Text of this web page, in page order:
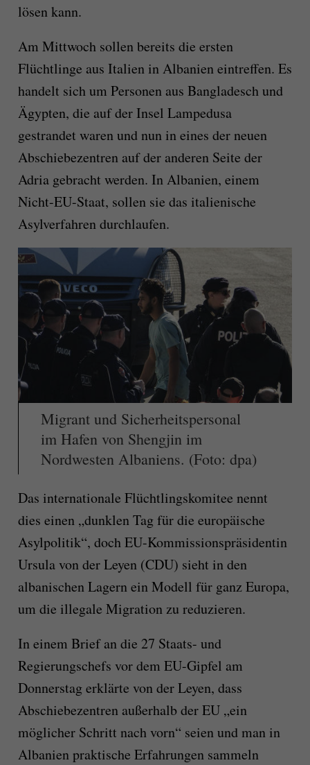
lösen kann.
Am Mittwoch sollen bereits die ersten
Flüchtlinge aus Italien in Albanien eintreffen. Es
handelt sich um Personen aus Bangladesch und
Ägypten, die auf der Insel Lampedusa
gestrandet waren und nun in eines der neuen
Abschiebezentren auf der anderen Seite der
Adria gebracht werden. In Albanien, einem
Nicht-EU-Staat, sollen sie das italienische
Asylverfahren durchlaufen.
Migrant und Sicherheitspersonal
im Hafen von Shengjin im
Nordwesten Albaniens. (Foto: dpa)
Das internationale Flüchtlingskomitee nennt
dies einen „dunklen Tag für die europäische
Asylpolitik“, doch EU-Kommissionspräsidentin
Ursula von der Leyen (CDU) sieht in den
albanischen Lagern ein Modell für ganz Europa,
um die illegale Migration zu reduzieren.
In einem Brief an die 27 Staats- und
Regierungschefs vor dem EU-Gipfel am
Donnerstag erklärte von der Leyen, dass
Abschiebezentren außerhalb der EU „ein
möglicher Schritt nach vorn“ seien und man in
Albanien praktische Erfahrungen sammeln